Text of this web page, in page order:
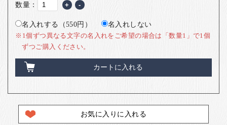
数量： + -
名入れする（550円） 名入れしない
※1個ずつ異なる文字の名入れをご希望の場合は「数量1」で1個
ずつご購入ください。
カートに入れる
お気に入りに入れる